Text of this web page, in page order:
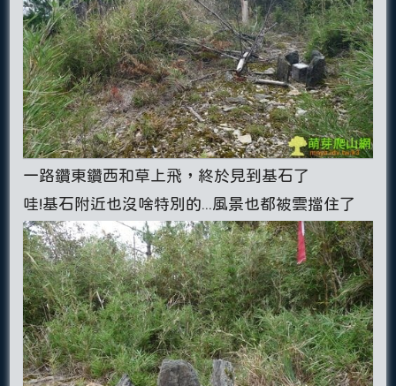
一路鑽東鑽西和草上飛，終於見到基石了
哇!基石附近也沒啥特別的...風景也都被雲擋住了